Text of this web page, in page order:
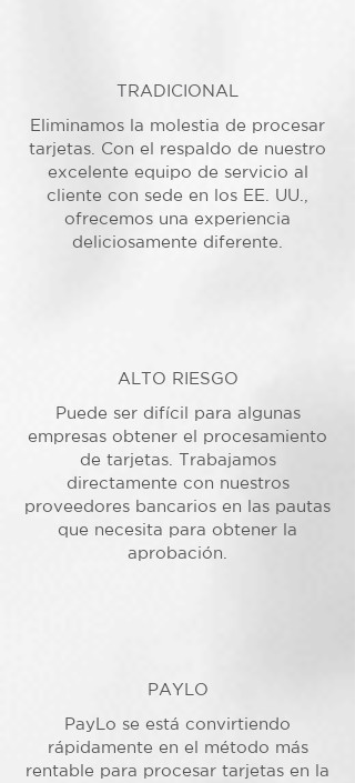
TRADICIONAL
Eliminamos la molestia de procesar
tarjetas. Con el respaldo de nuestro
excelente equipo de servicio al
cliente con sede en los EE. UU.,
ofrecemos una experiencia
deliciosamente diferente.
ALTO RIESGO
Puede ser difícil para algunas
empresas obtener el procesamiento
de tarjetas. Trabajamos
directamente con nuestros
proveedores bancarios en las pautas
que necesita para obtener la
aprobación.
PAYLO
PayLo se está convirtiendo
rápidamente en el método más
rentable para procesar tarjetas en la